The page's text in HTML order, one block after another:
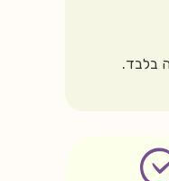
בלבד.